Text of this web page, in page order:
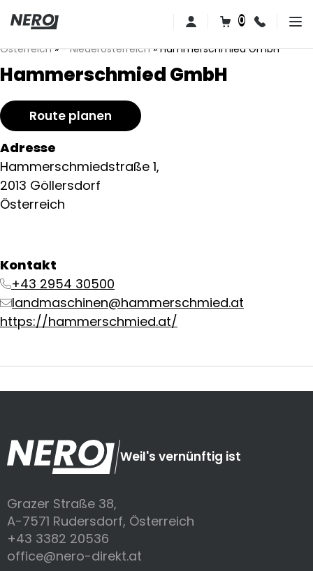
0
Österreich»- Niederösterreich»Hammerschmied GmbH
Hammerschmied GmbH
Route planen
Adresse
Hammerschmiedstraße 1,
2013 Göllersdorf
Österreich
Kontakt
+43 2954 30500
landmaschinen@hammerschmied.at
https://hammerschmied.at/
Weil's vernünftig ist
Grazer Straße 38,
A-7571 Rudersdorf, Österreich
+43 3382 20536
office@nero-direkt.at